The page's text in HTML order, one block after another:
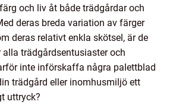
och liv åt både trädgårdar och
deras breda variation av färger
deras relativt enkla skötsel, är de
trädgårdsentusiaster och
inte införskaffa några palettblad
trädgård eller inomhusmiljö ett
uttryck?